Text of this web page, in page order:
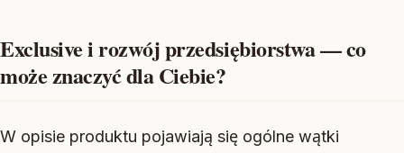
Exclusive i rozwój przedsiębiorstwa — co
może znaczyć dla Ciebie?
W opisie produktu pojawiają się ogólne wątki